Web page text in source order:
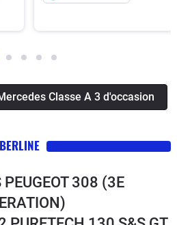
Classe A 3 d'occasion
PEUGEOT 308 (3E